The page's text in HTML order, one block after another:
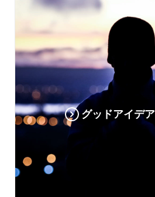
グッドアイデ